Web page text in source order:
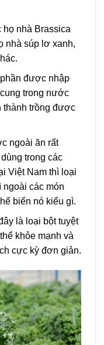
họ nhà Brassica
nhà súp lơ xanh,
được nhập
trong nước
thành trồng được
ngoài ăn rất
trong các
Việt Nam thì loại
các món
biến nó kiểu gì.
là loại bột tuyệt
khỏe mạnh và
cực kỳ đơn giản.